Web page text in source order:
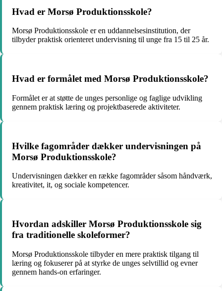
Hvad er Morsø Produktionsskole?
Morsø Produktionsskole er en uddannelsesinstitution, der
tilbyder praktisk orienteret undervisning til unge fra 15 til 25 år.
Hvad er formålet med Morsø Produktionsskole?
Formålet er at støtte de unges personlige og faglige udvikling
gennem praktisk læring og projektbaserede aktiviteter.
Hvilke fagområder dækker undervisningen på
Morsø Produktionsskole?
Undervisningen dækker en række fagområder såsom håndværk,
kreativitet, it, og sociale kompetencer.
Hvordan adskiller Morsø Produktionsskole sig
fra traditionelle skoleformer?
Morsø Produktionsskole tilbyder en mere praktisk tilgang til
læring og fokuserer på at styrke de unges selvtillid og evner
gennem hands-on erfaringer.